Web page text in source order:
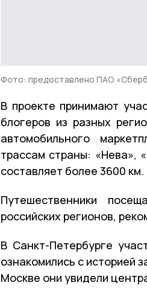
Фото: предоставлено ПАО
В проекте принимают
блогеров из разных
автомобильного
трассам страны: «Нева»,
составляет более 3600 км.
Путешественники
российских регионов,
В Санкт-Петербурге
ознакомились с историей
Москве они увидели